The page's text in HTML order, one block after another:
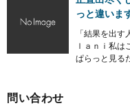
っと違いま
「結果を出
ｌａｎｉ私
ぱらっと見る
問い合わせ